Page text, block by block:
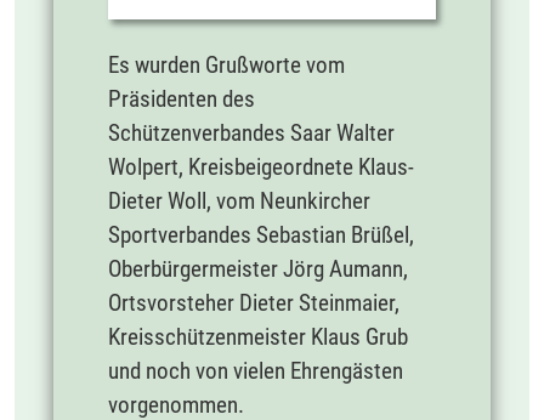
Es wurden Grußworte vom
Präsidenten des
Schützenverbandes Saar Walter
Wolpert, Kreisbeigeordnete Klaus-
Dieter Woll, vom Neunkircher
Sportverbandes Sebastian Brüßel,
Oberbürgermeister Jörg Aumann,
Ortsvorsteher Dieter Steinmaier,
Kreisschützenmeister Klaus Grub
und noch von vielen Ehrengästen
vorgenommen.